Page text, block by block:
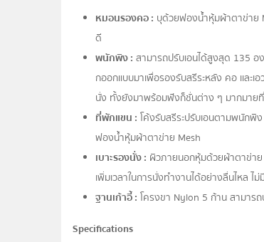
หมอนรองคอ : บุด้วยฟองน้ำหุ้มผ้าตาข่าย
ดี
พนักพิง : สามารถปรับเอนได้สูงสุด 135 อ
กออกเเบบมาเพื่อรองรับสรีระหลัง คอ เเล
นั่ง ทั้งยังมาพร้อมฟังก็ชั่นต่าง ๆ มากมาย
ที่พักแขน : โค้งรับสรีระปรับเอนตามพนัก
ฟองน้ำหุ้มผ้าตาข่าย Mesh
เบาะรองนั่ง : ผิวภายนอกหุ้มด้วยผ้าตาข่า
เพิ่มเวลาในการนั่งทำงานได้อย่างลื่นไหล ไม่
ฐานเก้าอี้ : โครงขา Nylon 5 ก้าน สามาร
Specifications